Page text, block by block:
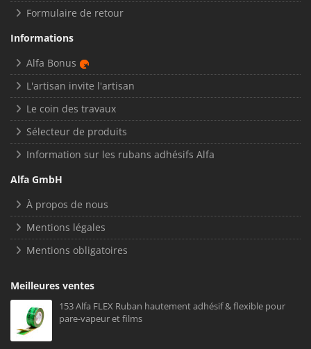
Formulaire de retour
Informations
Alfa Bonus
L'artisan invite l'artisan
Le coin des travaux
Sélecteur de produits
Information sur les rubans adhésifs Alfa
Alfa GmbH
À propos de nous
Mentions légales
Mentions obligatoires
Meilleures ventes
153 Alfa FLEX Ruban hautement adhésif & flexible pour
pare-vapeur et films